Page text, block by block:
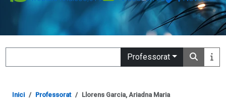
Professorat
Inici Professorat Llorens Garcia, Ariadna Maria